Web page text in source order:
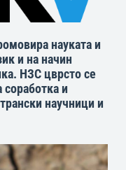
науката и
и на начин
НЗС цврсто се
соработка и
научници и